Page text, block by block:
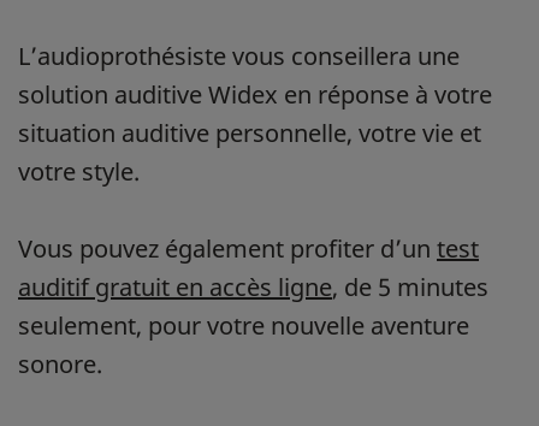
L’audioprothésiste vous conseillera une
solution auditive Widex en réponse à votre
situation auditive personnelle, votre vie et
votre style.
Vous pouvez également profiter d’un test
auditif gratuit en accès ligne, de 5 minutes
seulement, pour votre nouvelle aventure
sonore.